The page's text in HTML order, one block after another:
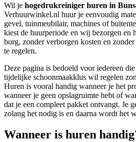
Wil je hogedrukreiniger huren in
Verhuurwinkel.nl huur je eenvoudig
gevel, tuinmeubilair, machines of
kiest de huurperiode en wij bezorgen en
borg, zonder verborgen kosten en
te regelen.
Deze pagina is bedoeld voor iedereen
tijdelijke schoonmaakklus wil regelen
Huren is vooral handig wanneer je het
wanneer je geen opslagruimte hebt of
dat je een compleet pakket ontvangt. Je
zolang het nodig is en daarna wordt het
Wanneer is huren